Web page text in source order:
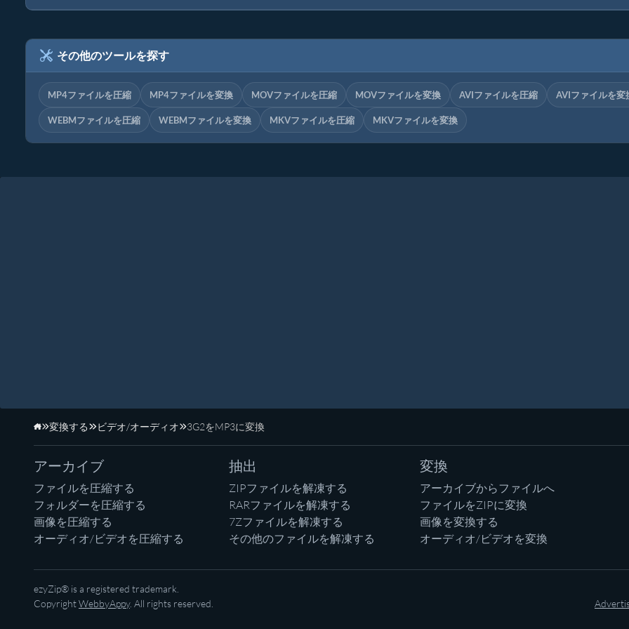
その他のツールを探す
MP4ファイルを圧縮 MP4ファイルを変換 MOVファイルを圧縮 MOVファイルを変換 AVIファイルを圧縮 AVIファイルを変
WEBMファイルを圧縮 WEBMファイルを変換 MKVファイルを圧縮 MKVファイルを変換
ホーム
変換する ビデオ/オーディオ 3G2をMP3に変換
アーカイブ
ファイルを圧縮する
フォルダーを圧縮する
画像を圧縮する
オーディオ/ビデオを圧縮する
抽出
ZIPファイルを解凍する
RARファイルを解凍する
7Zファイルを解凍する
その他のファイルを解凍する
変換
アーカイブからファイルへ
ファイルをZIPに変換
画像を変換する
オーディオ/ビデオを変換
ezyZip® is a registered trademark.
CopyrightWebbyAppy. All rights reserved.